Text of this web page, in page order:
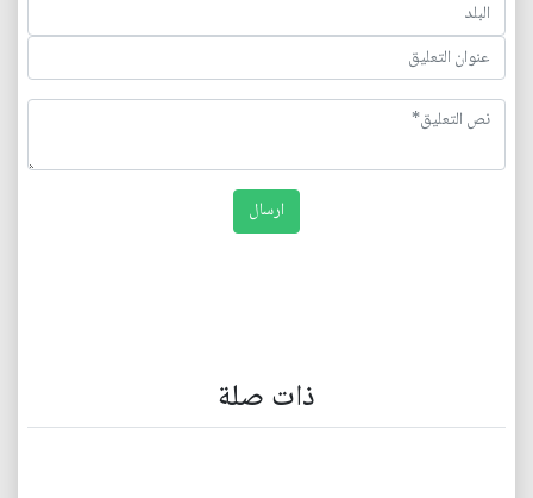
ذات صلة